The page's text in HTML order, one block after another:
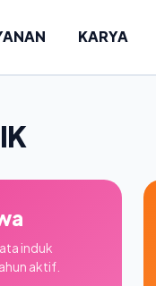
KARYA
induk
aktif.